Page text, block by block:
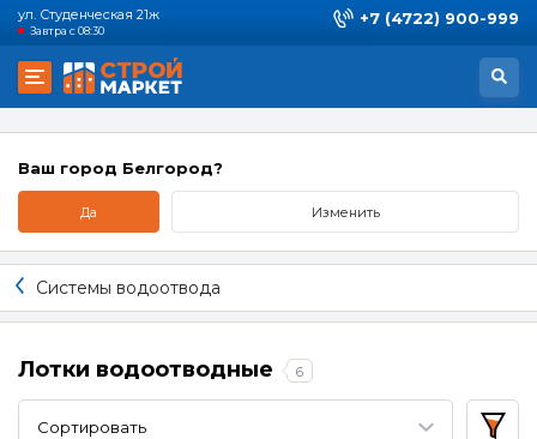
ул. Студенческая 21ж
Завтра с 08:30
+7 (4722) 900-999
Ваш город Белгород?
Да Изменить
Системы водоотвода
Лотки водоотводные 6
Сортировать